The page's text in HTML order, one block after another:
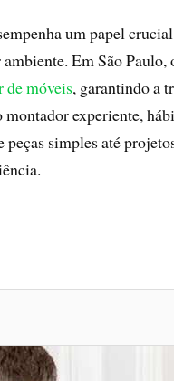
um papel
Em São Paulo,
de móveis, garantindo a
experiente,
peças simples até